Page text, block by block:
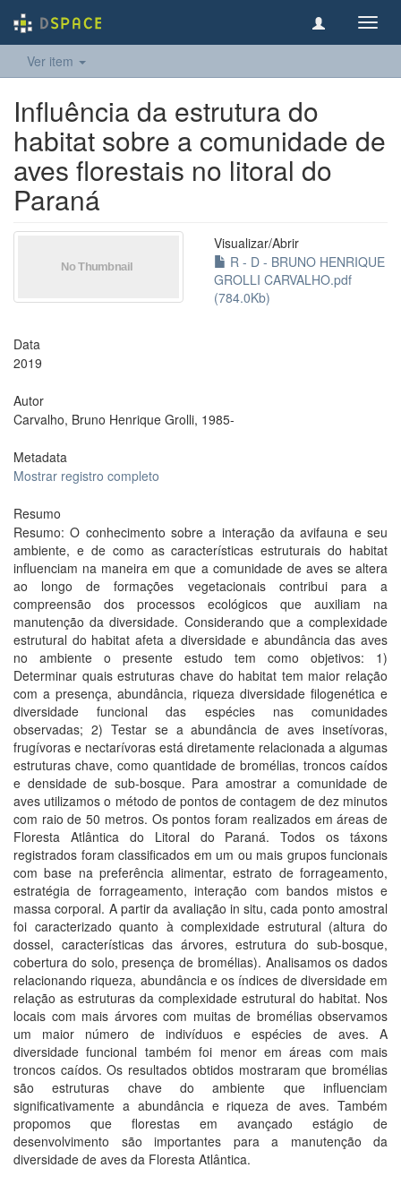
Ver item
Influência da estrutura do
habitat sobre a comunidade de
aves florestais no litoral do
Paraná
Visualizar/Abrir
R - D - BRUNO HENRIQUE
GROLLI CARVALHO.pdf
(784.0Kb)
Data
2019
Autor
Carvalho, Bruno Henrique Grolli, 1985-
Metadata
Mostrar registro completo
Resumo
Resumo: O conhecimento sobre a interação da avifauna e seu
ambiente, e de como as características estruturais do habitat
influenciam na maneira em que a comunidade de aves se altera
ao longo de formações vegetacionais contribui para a
compreensão dos processos ecológicos que auxiliam na
manutenção da diversidade. Considerando que a complexidade
estrutural do habitat afeta a diversidade e abundância das aves
no ambiente o presente estudo tem como objetivos: 1)
Determinar quais estruturas chave do habitat tem maior relação
com a presença, abundância, riqueza diversidade filogenética e
diversidade funcional das espécies nas comunidades
observadas; 2) Testar se a abundância de aves insetívoras,
frugívoras e nectarívoras está diretamente relacionada a algumas
estruturas chave, como quantidade de bromélias, troncos caídos
e densidade de sub-bosque. Para amostrar a comunidade de
aves utilizamos o método de pontos de contagem de dez minutos
com raio de 50 metros. Os pontos foram realizados em áreas de
Floresta Atlântica do Litoral do Paraná. Todos os táxons
registrados foram classificados em um ou mais grupos funcionais
com base na preferência alimentar, estrato de forrageamento,
estratégia de forrageamento, interação com bandos mistos e
massa corporal. A partir da avaliação in situ, cada ponto amostral
foi caracterizado quanto à complexidade estrutural (altura do
dossel, características das árvores, estrutura do sub-bosque,
cobertura do solo, presença de bromélias). Analisamos os dados
relacionando riqueza, abundância e os índices de diversidade em
relação as estruturas da complexidade estrutural do habitat. Nos
locais com mais árvores com muitas de bromélias observamos
um maior número de indivíduos e espécies de aves. A
diversidade funcional também foi menor em áreas com mais
troncos caídos. Os resultados obtidos mostraram que bromélias
são estruturas chave do ambiente que influenciam
significativamente a abundância e riqueza de aves. Também
propomos que florestas em avançado estágio de
desenvolvimento são importantes para a manutenção da
diversidade de aves da Floresta Atlântica.